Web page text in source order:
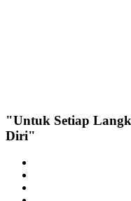
"Untuk Setiap
Diri"